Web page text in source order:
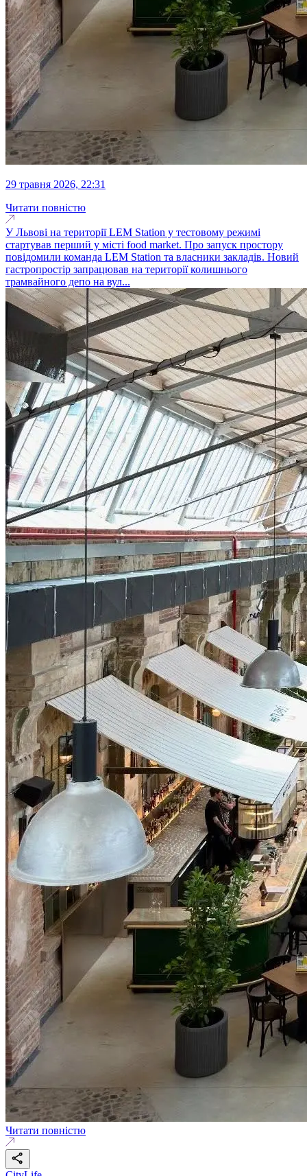
29 травня 2026, 22:31
Читати повністю
У Львові на території LEM Station у тестовому режимі
стартував перший у місті food market. Про запуск простору
повідомили команда LEM Station та власники закладів. Новий
гастропростір запрацював на території колишнього
трамвайного депо на вул...
Читати повністю